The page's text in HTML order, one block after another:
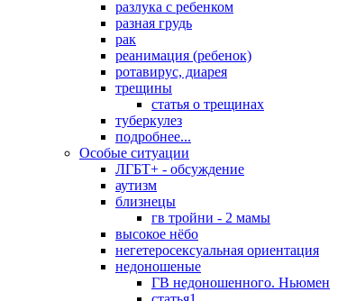
разлука с ребенком
разная грудь
рак
реанимация (ребенок)
ротавирус, диарея
трещины
статья о трещинах
туберкулез
подробнее...
Особые ситуации
ЛГБТ+ - обсуждение
аутизм
близнецы
гв тройни - 2 мамы
высокое нёбо
негетеросексуальная ориентация
недоношеные
ГВ недоношенного. Ньюмен